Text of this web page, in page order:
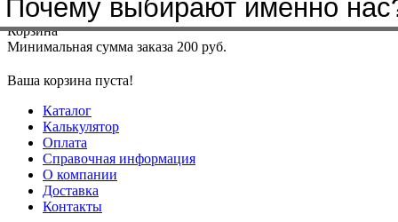
Меню+7(4912)50-37-50sbit@krep62.ru
Корзина
Минимальная сумма заказа 200 руб.
Ваша корзина пуста!
Каталог
Калькулятор
Оплата
Справочная информация
О компании
Доставка
Контакты
Почему выбирают именно